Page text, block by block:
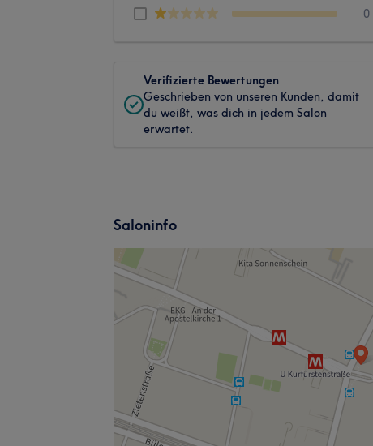
0
Verifizierte Bewertungen
Geschrieben von unseren Kunden, damit
du weißt, was dich in jedem Salon
erwartet.
Saloninfo